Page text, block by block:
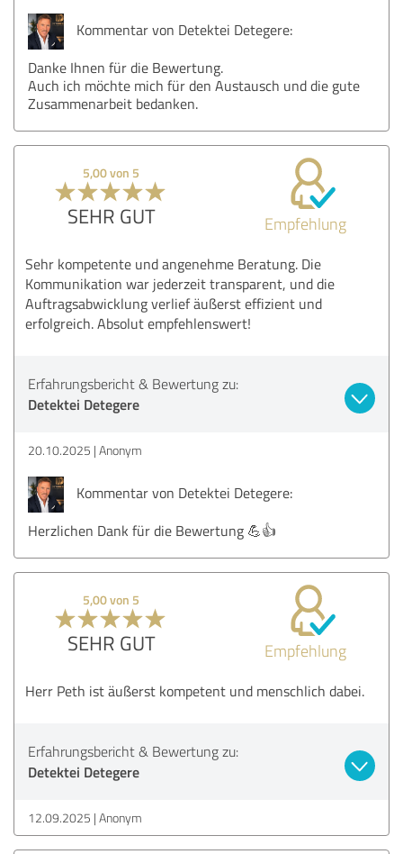
Kommentar von Detektei Detegere:
Danke Ihnen für die Bewertung.
Auch ich möchte mich für den Austausch und die gute
Zusammenarbeit bedanken.
5,00 von 5
SEHR GUT Empfehlung
Sehr kompetente und angenehme Beratung. Die
Kommunikation war jederzeit transparent, und die
Auftragsabwicklung verlief äußerst effizient und
erfolgreich. Absolut empfehlenswert!
Erfahrungsbericht & Bewertung zu:
Detektei Detegere
20.10.2025 Anonym
Kommentar von Detektei Detegere:
Herzlichen Dank für die Bewertung 💪👍
5,00 von 5
SEHR GUT Empfehlung
Herr Peth ist äußerst kompetent und menschlich dabei.
Erfahrungsbericht & Bewertung zu:
Detektei Detegere
12.09.2025 Anonym